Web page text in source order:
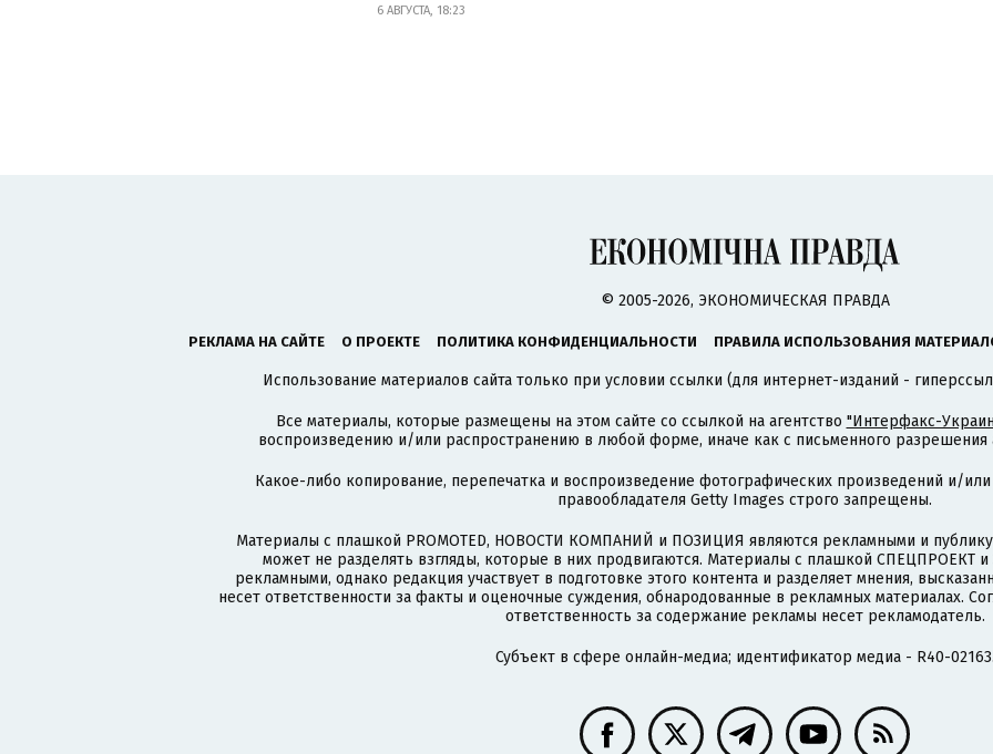
6 АВГУСТА, 18:23
© 2005-2026, ЭКОНОМИЧЕСКАЯ ПРАВДА
РЕКЛАМА НА САЙТЕ О ПРОЕКТЕ ПОЛИТИКА КОНФИДЕНЦИАЛЬНОСТИ ПРАВИЛА ИСПОЛЬЗОВАНИЯ
Использование материалов сайта только при условии ссылки (для интернет-изданий -
Все материалы, которые размещены на этом сайте со ссылкой на агентство "Интерфакс-
воспроизведению и/или распространению в любой форме, иначе как с письменного разрешения
Какое-либо копирование, перепечатка и воспроизведение фотографических произведений и/
правообладателя Getty Images строго запрещены.
Материалы с плашкой PROMOTED, НОВОСТИ КОМПАНИЙ и ПОЗИЦИЯ являются рекламными и
может не разделять взгляды, которые в них продвигаются. Материалы с плашкой СПЕЦПРОЕКТ
рекламными, однако редакция участвует в подготовке этого контента и разделяет мнения,
несет ответственности за факты и оценочные суждения, обнародованные в рекламных материалах.
ответственность за содержание рекламы несет рекламодатель.
Субъект в сфере онлайн-медиа; идентификатор медиа - R40-02163.